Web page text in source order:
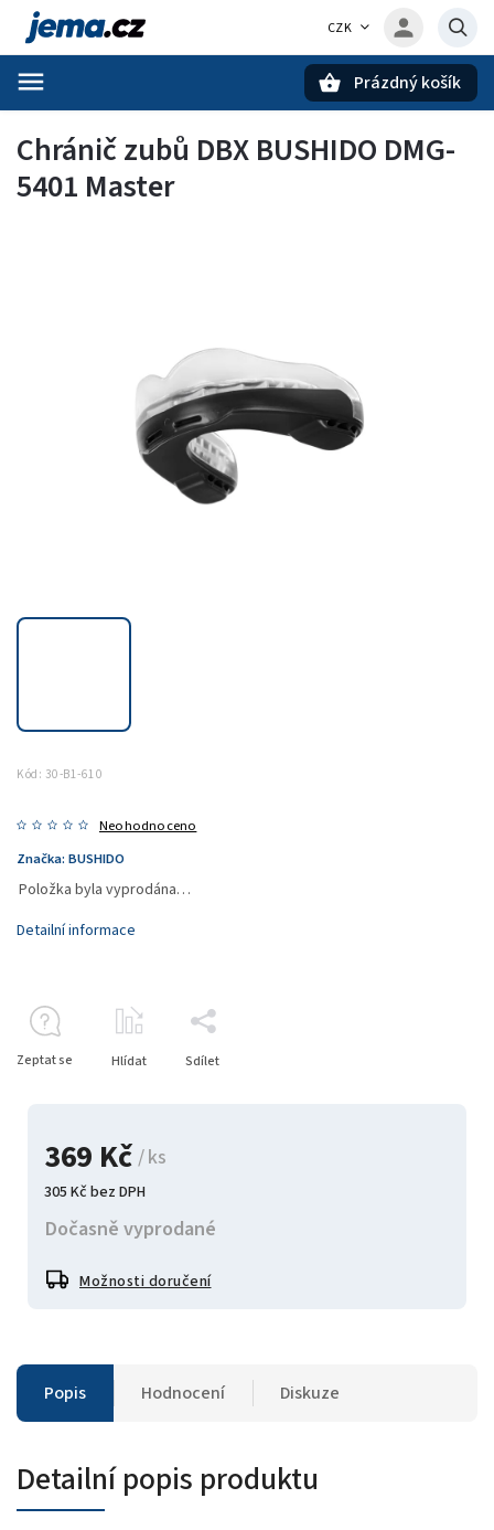
CZK
Prázdný košík
Chránič zubů DBX BUSHIDO DMG-
5401 Master
Kód: 30-B1-610
Neohodnoceno
Značka: BUSHIDO
369 Kč / ks
305 Kč bez DPH
Dočasně vyprodané
Možnosti doručení
Položka byla vyprodána…
Detailní informace
Zeptat se Hlídat Sdílet
Popis Hodnocení Diskuze
Detailní popis produktu